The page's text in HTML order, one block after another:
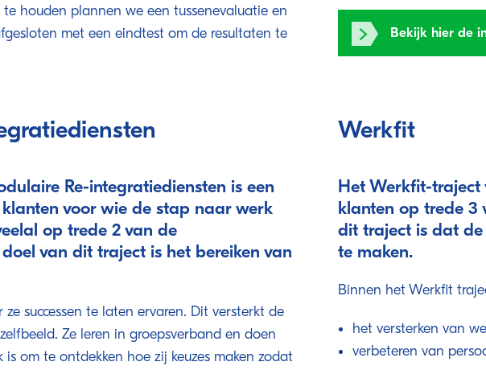
houden plannen we een tussenevaluatie en
met een eindtest om de resultaten te
Bekijk hier de
Re-integratiediensten is een
voor wie de stap naar werk
op trede 2 van de
van dit traject is het bereiken van
successen te laten ervaren. Dit versterkt de
Ze leren in groepsverband en doen
om te ontdekken hoe zij keuzes maken zodat
Werkfit
Het Werkfit-traject
klanten op trede 3
dit traject is dat
te maken.
Binnen het Werkfit
het versterken van
verbeteren van